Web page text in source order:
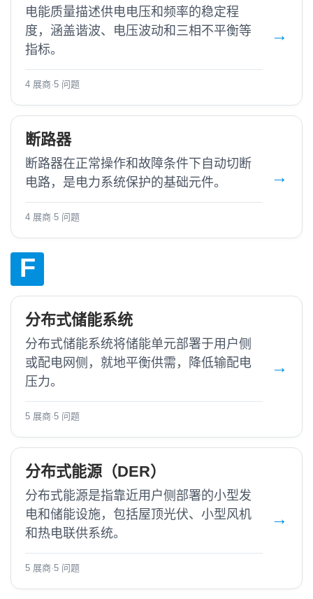
电能质量描述供电电压和频率的稳定程
度，涵盖谐波、电压波动和三相不平衡等
指标。
4 展商·5 问题
断路器
断路器在正常操作和故障条件下自动切断
电路，是电力系统保护的基础元件。
4 展商·5 问题
F
分布式储能系统
分布式储能系统将储能单元部署于用户侧
或配电网侧，就地平衡供需，降低输配电
压力。
5 展商·5 问题
分布式能源（DER）
分布式能源是指靠近用户侧部署的小型发
电和储能设施，包括屋顶光伏、小型风机
和热电联供系统。
5 展商·5 问题